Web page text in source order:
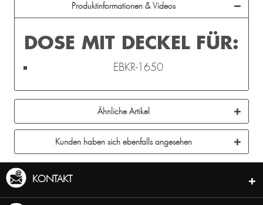
Produktinformationen & Videos
DOSE MIT DECKEL FÜR:
EBKR-1650
Ähnliche Artikel
Kunden haben sich ebenfalls angesehen
KONTAKT